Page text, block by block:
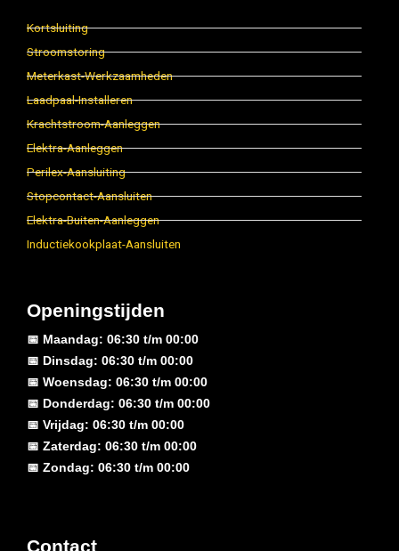
Kortsluiting
Stroomstoring
Meterkast-Werkzaamheden
Laadpaal-Installeren
Krachtstroom-Aanleggen
Elektra-Aanleggen
Perilex-Aansluiting
Stopcontact-Aansluiten
Elektra-Buiten-Aanleggen
Inductiekookplaat-Aansluiten
Openingstijden
📅 Maandag: 06:30 t/m 00:00
📅 Dinsdag: 06:30 t/m 00:00
📅 Woensdag: 06:30 t/m 00:00
📅 Donderdag: 06:30 t/m 00:00
📅 Vrijdag: 06:30 t/m 00:00
📅 Zaterdag: 06:30 t/m 00:00
📅 Zondag: 06:30 t/m 00:00
Contact